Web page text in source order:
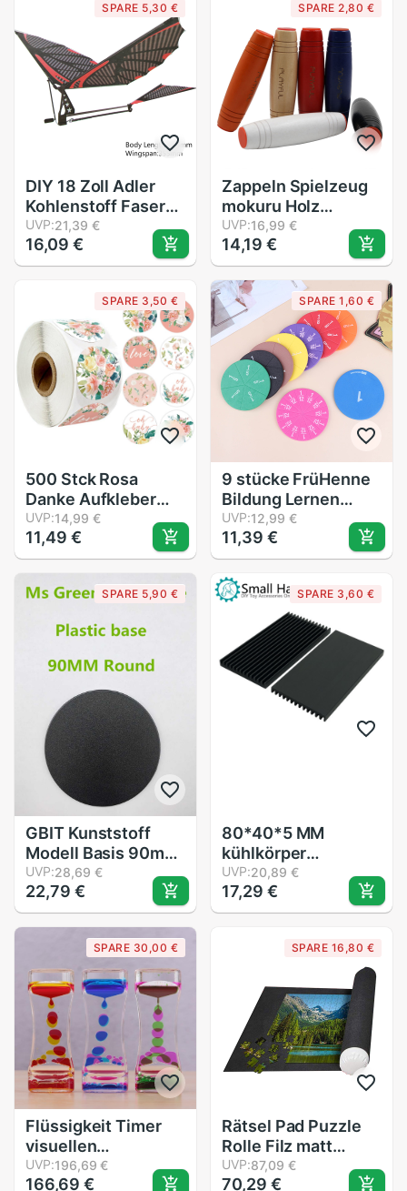
Sanduhren
Schwimm Öl
Flüssigkeit Visuelle
Bewegung Timer
Glas
Zubehör Haken
Linie Stift
SPARE 5,30 €
DIY 18 Zoll Adler
Kohlenstoff Faser
Imitieren VöGel
Montage Flattern
FlüGel Flug Modell
Spielzeug
UVP:21,39 €
16,09 €
SPARE 2,80 €
Zappeln Spielzeug
mokuru Holz
Zappeln Stock
Lustige kippen
Spielzeug
Schreibtisch
Tabelle Spiele Anti
betonen Rollover
Stock L0081
UVP:16,99 €
14,19 €
SPARE 3,50 €
500 Stck Rosa
Danke Aufkleber
Rollen mit Blume
Aufkleber Dichtung
für Schule
Lehrer Belohnungen
freundlicher mit
Aufkleber
UVP:14,99 €
11,49 €
SPARE 1,60 €
9 stücke FrüHenne
Bildung Lernen
Zählen Mathematik
Spielzeug Runde
Regenbogen
Magnetischen
Bruchteil Fliesen
UVP:12,99 €
11,39 €
SPARE 5,90 €
GBIT Kunststoff
Modell Basis 90mm
Runde Basis
UVP:28,69 €
22,79 €
SPARE 3,60 €
80*40*5 MM
kühlkörper
Aluminium profil
heizkörper
elektronische
dünne abschnitt
UVP:20,89 €
17,29 €
SPARE 30,00 €
Flüssigkeit Timer
visuellen
sensorischen
spielzeug autismus
UVP:196,69 €
166,69 €
SPARE 16,80 €
Rätsel Pad Puzzle
Rolle Filz matt
Playmat Rätsel
Decke Für Bis Zu
UVP:87,09 €
70,29 €